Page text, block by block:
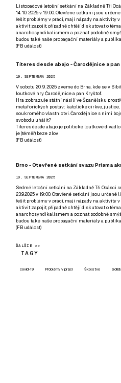
Listopadové letošní setkání na Základně Tři
14. 10. 2025 v 19:00. Otevřené setkání jsou
řešit problémy v práci, mají nápady na aktivity
aktivit zapojit, případně chtějí diskutovat o
anarchosyndikalismem a poznat podobně
budou také naše propagační materiály a
(FB událost)
Títeres desde abajo - Čarodějnice a pan
19. SEPTEMBRA 2025
V sobotu 20. 9. 2025 zveme do Brna, kde se v
loutkové hry Čarodějnice a pan Kryštof.
Hra zobrazuje státní násilí ve Španělsku
metaforických postav: katolické církve,
soukromého vlastnictví. Čarodějnice s nimi
svobodu uhájit?
Títeres desde abajo je politické loutkové
je (téměř) beze zlov.
(FB událost)
Brno - Otevřené setkání svazu Priama
19. SEPTEMBRA 2025
Sedmé letošní setkání na Základně Tři Ocásci
23.9.2025 v 19:00. Otevřené setkání jsou
řešit problémy v práci, mají nápady na aktivity
aktivit zapojit, případně chtějí diskutovat o
anarchosyndikalismem a poznat podobně
budou také naše propagační materiály a
(FB událost)
ĎALŠIE >>
TAGY
covid-19 Problémy v práci Školstvo